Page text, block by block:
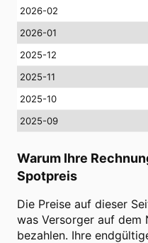
2026-02
2026-01
2025-12
2025-11
2025-10
2025-09
Warum Ihre
Spotpreis
Die Preise auf dieser
was Versorger auf dem
bezahlen. Ihre